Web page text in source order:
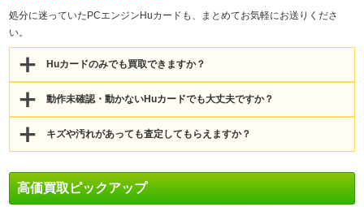
処分に迷っていたPCエンジンHuカードも、まとめてお気軽にお送りくださ
い。
Huカードのみでも買取できますか？
動作未確認・動かないHuカードでも大丈夫ですか？
キズや汚れがあっても査定してもらえますか？
高価買取ピックアップ